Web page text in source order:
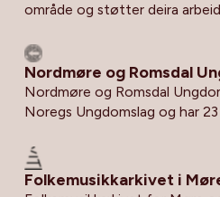
område og støtter deira
Nordmøre og Romsdal
Nordmøre og Romsdal
Noregs Ungdomslag og har 23
Folkemusikkarkivet i